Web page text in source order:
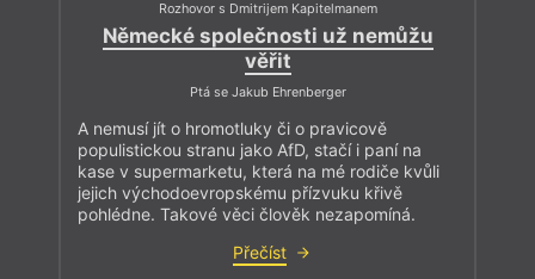
Rozhovor s Dmitrijem Kapitelmanem
Německé společnosti už nemůžu
věřit
Ptá se Jakub Ehrenberger
A nemusí jít o hromotluky či o pravicově
populistickou stranu jako AfD, stačí i paní na
kase v supermarketu, která na mé rodiče kvůli
jejich východoevropskému přízvuku křivě
pohlédne. Takové věci člověk nezapomíná.
Přečíst